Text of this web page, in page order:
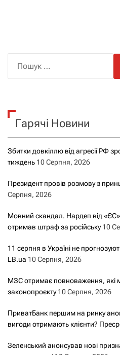
к
Гарячі Новини
Збитки довкіллю від агресії РФ
тиждень 10 Серпня, 2026
Президент провів розмову з
Серпня, 2026
Мовний скандал. Нардеп від
отримав штраф за російську 10
11 серпня в Україні не
LB.ua 10 Серпня, 2026
МЗС отримає повноваження, які
законопроєкту 10 Серпня, 2026
ПриватБанк першим на ринку
вигоди отримають клієнти?
Зеленський анонсував нові